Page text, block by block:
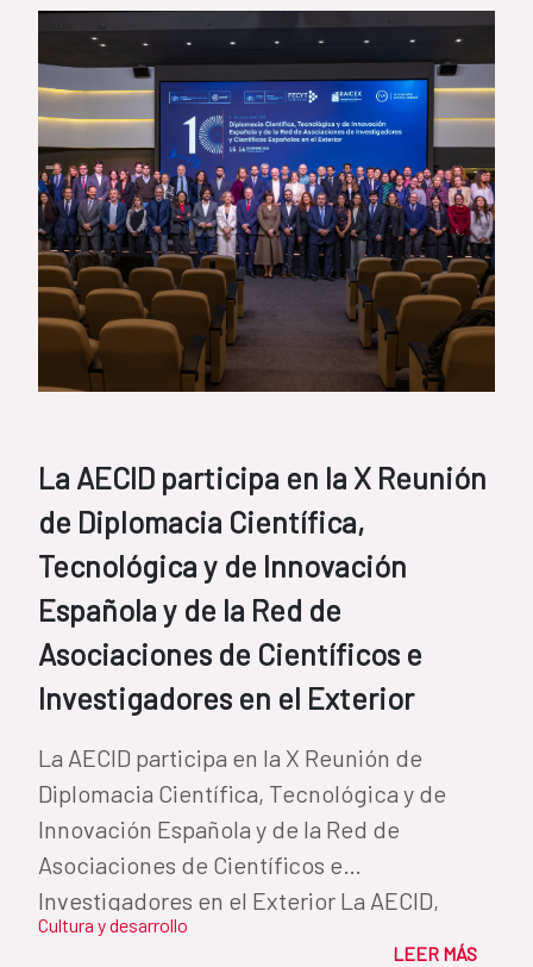
La AECID participa en la X Reunión
de Diplomacia Científica,
Tecnológica y de Innovación
Española y de la Red de
Asociaciones de Científicos e
Investigadores en el Exterior
La AECID participa en la X Reunión de
Diplomacia Científica, Tecnológica y de
Innovación Española y de la Red de
Asociaciones de Científicos e
Investigadores en el Exterior La AECID,
junto al...
Cultura y desarrollo
LEER MÁS